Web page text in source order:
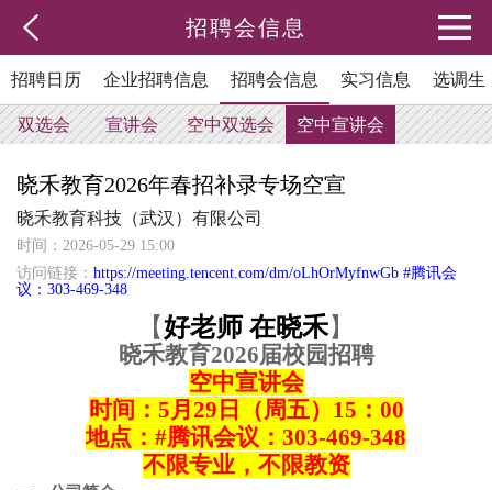
招聘会信息
招聘日历 企业招聘信息 招聘会信息 实习信息 选调生
双选会 宣讲会 空中双选会 空中宣讲会
晓禾教育2026年春招补录专场空宣
晓禾教育科技（武汉）有限公司
时间：2026-05-29 15:00
访问链接： https://meeting.tencent.com/dm/oLhOrMyfnwGb #腾讯会
议：303-469-348
【好老师 在晓禾】
晓禾教育2026届校园招聘
空中宣讲会
时间： 5月29日（周五）15：00
地点： #腾讯会议：303-469-348
不限专业，不限教资